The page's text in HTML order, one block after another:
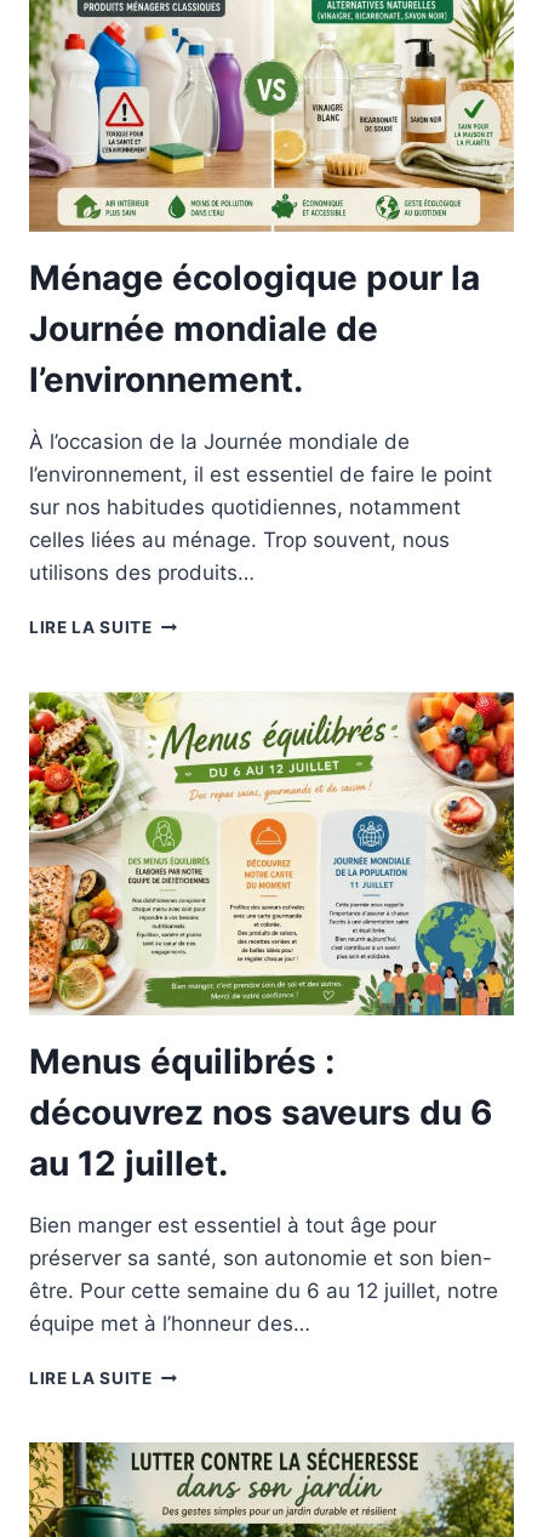
RÉVÈLE
LA
JOURNÉE
MONDIALE
DE
LA
POPULATION.
Ménage écologique pour la
Journée mondiale de
l’environnement.
À l’occasion de la Journée mondiale de
l’environnement, il est essentiel de faire le point
sur nos habitudes quotidiennes, notamment
celles liées au ménage. Trop souvent, nous
utilisons des produits…
LIRE LA SUITEMÉNAGE
LA
JOURNÉE
MONDIALE
DE
L’ENVIRONNEMENT.
Menus équilibrés :
découvrez nos saveurs du 6
au 12 juillet.
Bien manger est essentiel à tout âge pour
préserver sa santé, son autonomie et son bien-
être. Pour cette semaine du 6 au 12 juillet, notre
équipe met à l’honneur des…
LIRE LA SUITEMENUS
DÉCOUVREZ
NOS
SAVEURS
DU